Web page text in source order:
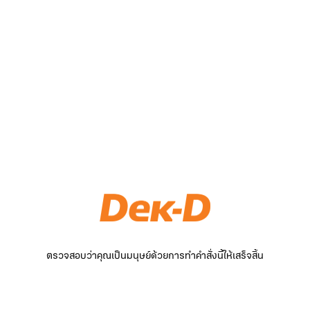
ตรวจสอบว่าคุณเป็นมนุษย์ด้วยการทำคำสั่งนี้ให้เสร็จสิ้น